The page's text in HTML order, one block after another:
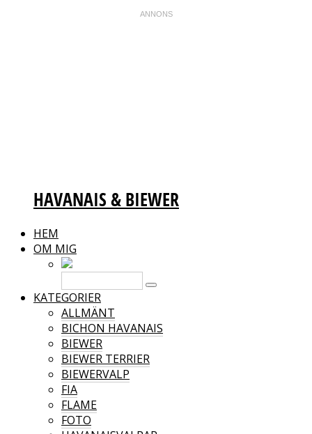
HAVANAIS & BIEWER
HEM
OM MIG
KATEGORIER
ALLMÄNT
BICHON HAVANAIS
BIEWER
BIEWER TERRIER
BIEWERVALP
FIA
FLAME
FOTO